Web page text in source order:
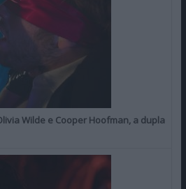
Wilde e Cooper Hoofman, a dupla